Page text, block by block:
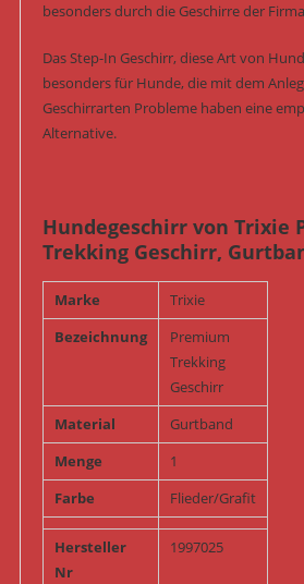
besonders durch die Geschirre der
Das Step-In Geschirr, diese Art von
besonders für Hunde, die mit dem
Geschirrarten Probleme haben eine
Alternative.
Hundegeschirr von Trixie
Trekking Geschirr,
Marke
Trixie
Bezeichnung
Premium
Trekking
Geschirr
Material
Gurtband
Menge
1
Farbe
Flieder/Grafit
Hersteller
Nr
1997025